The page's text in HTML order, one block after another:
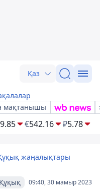
Қаз
мақтанышы
€542.16 ₽5.78
жаңалықтары
09:40, 30 мамыр 2023
Құқық